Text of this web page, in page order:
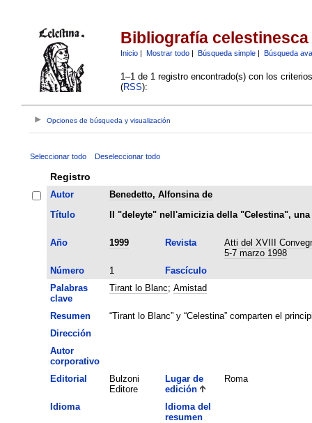
Bibliografía celestinesca
Inicio| Mostrar todo| Búsqueda simple| Búsqueda
1–1 de 1 registro encontrado(s) con los
(RSS):
Opciones de búsqueda y visualización
Seleccionar todo Deseleccionar todo
Registro
Autor
Benedetto, Alfonsina de
Título
Il "deleyte" nell'amicizia della "Celestina",
Año 1999 Revista
Atti del XVIII
5-7 marzo 1998
Número
1
Fascículo
Palabras
clave
Tirant lo Blanc; Amistad
Resumen
“Tirant lo Blanc” y “Celestina” comparten el
Dirección
Autor
corporativo
Editorial
Bulzoni
Editore
Lugar de
edición
Roma
Idioma
Idioma del
resumen